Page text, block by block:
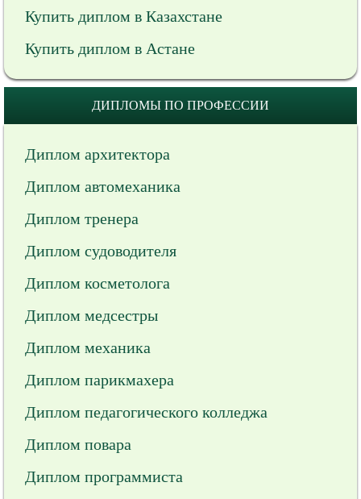
Купить диплом в Казахстане
Купить диплом в Астане
ДИПЛОМЫ ПО ПРОФЕССИИ
Диплом архитектора
Диплом автомеханика
Диплом тренера
Диплом судоводителя
Диплом косметолога
Диплом медсестры
Диплом механика
Диплом парикмахера
Диплом педагогического колледжа
Диплом повара
Диплом программиста